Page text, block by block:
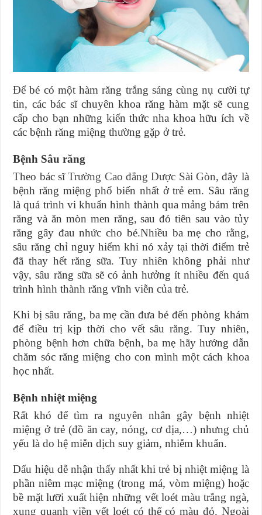
Để bé có một hàm răng trắng sáng cùng nụ cười tự
tin, các bác sĩ chuyên khoa răng hàm mặt sẽ cung
cấp cho bạn những kiến thức nha khoa hữu ích về
các bệnh răng miệng thường gặp ở trẻ.
Bệnh Sâu răng
Theo bác sĩTrường Cao đẳng Dược Sài Gòn, đây là
bệnh răng miệng phổ biến nhất ở trẻ em. Sâu răng
là quá trình vi khuẩn hình thành qua mảng bám trên
răng và ăn mòn men răng, sau đó tiên sau vào tủy
răng gây đau nhức cho bé.Nhiều ba mẹ cho rằng,
sâu răng chỉ nguy hiểm khi nó xảy tại thời điểm trẻ
đã thay hết răng sữa. Tuy nhiên không phải như
vậy, sâu răng sữa sẽ có ảnh hưởng ít nhiều đến quá
trình hình thành răng vĩnh viễn của trẻ.
Khi bị sâu răng, ba mẹ cần đưa bé đến phòng khám
để điều trị kịp thời cho vết sâu răng. Tuy nhiên,
phòng bệnh hơn chữa bệnh, ba mẹ hãy hướng dẫn
chăm sóc răng miệng cho con mình một cách khoa
học nhất.
Bệnh nhiệt miệng
Rất khó để tìm ra nguyên nhân gây bệnh nhiệt
miệng ở trẻ (đồ ăn cay, nóng, cơ địa,…) nhưng chủ
yếu là do hệ miễn dịch suy giảm, nhiễm khuẩn.
Dấu hiệu dễ nhận thấy nhất khi trẻ bị nhiệt miệng là
phần niêm mạc miệng (trong má, vòm miệng) hoặc
bề mặt lưỡi xuất hiện những vết loét màu trắng ngà,
xung quanh viền vết loét có thể có màu đỏ. Ngoài